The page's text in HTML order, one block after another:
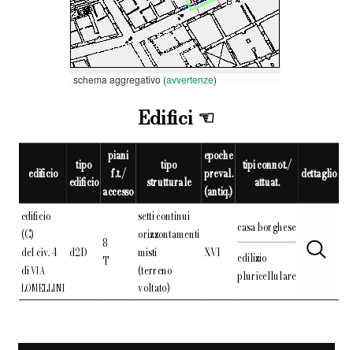
schema aggregativo (avvertenze)
Edifici
edificio
tipo
edificio
piani
f.t./
accesso
tipo
strutturale
epoche
preval.
(antiq.)
tipi connot./
attuat.
dettaglio
edificio
(C)
del civ. 4
diVIA
LOMELLINI
d2D
8
T
setti continui
orizzontamenti
misti
(terreno
voltato)
XVI
casa borghese
edilizio
pluricellulare